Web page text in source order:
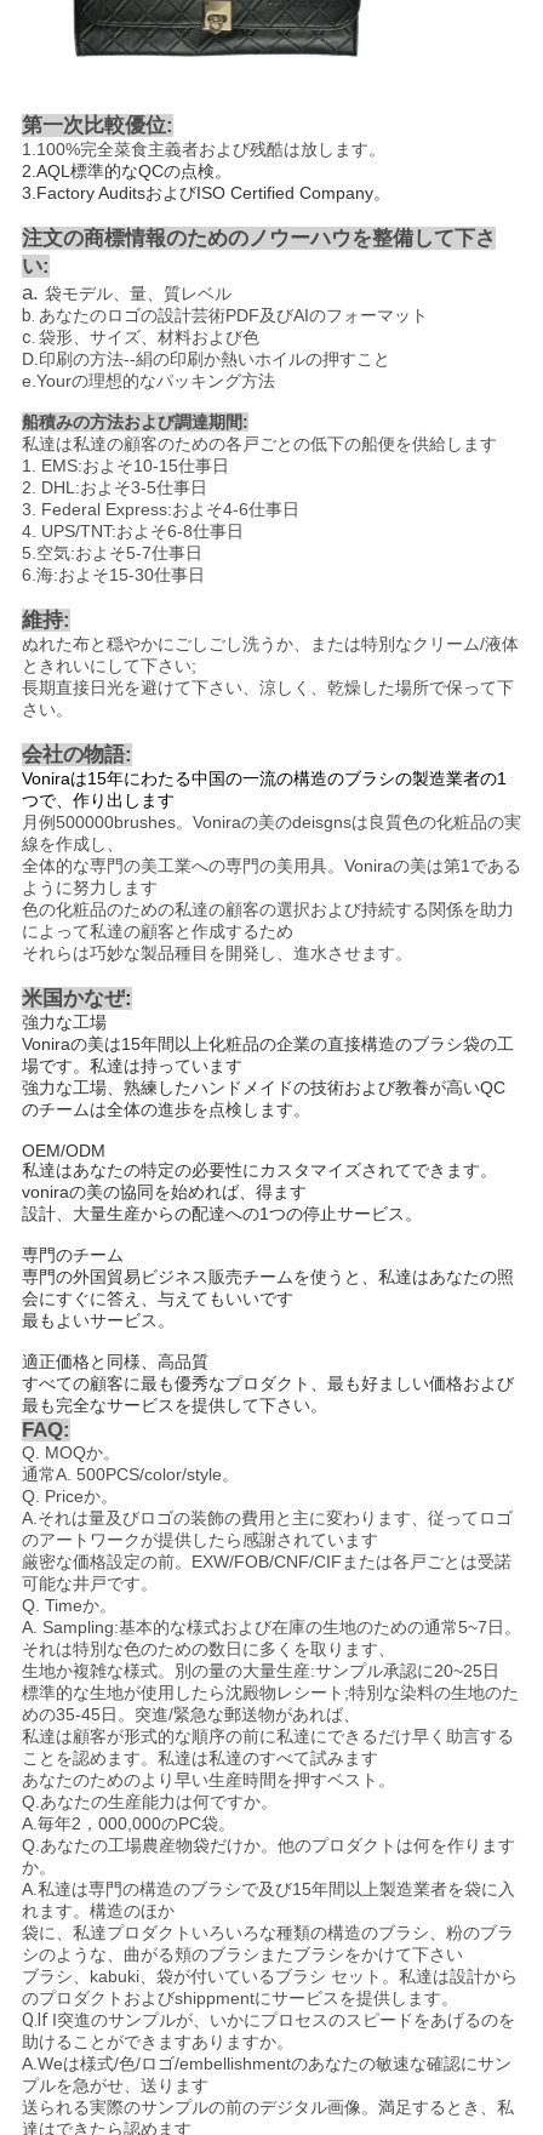
第一次比較優位:
1.100%完全菜食主義者および残酷は放します。
2.AQL 標準的なQCの点検。
3.Factory AuditsおよびISO Certified Company。
注文の商標情報のためのノウーハウを整備して下さ
い:
a. 袋モデル、量、質レベル
b. あなたのロゴの設計芸術PDF及びAIのフォーマット
c. 袋形、サイズ、材料および色
D. 印刷の方法--絹の印刷か熱いホイルの押すこと
e.Yourの理想的なパッキング方法
船積みの方法および調達期間:
私達は私達の顧客のための各戸ごとの低下の船便を供給します
1. EMS:およそ10-15仕事日
2. DHL:およそ3-5仕事日
3. Federal Express:およそ4-6仕事日
4. UPS/TNT:およそ6-8仕事日
5.空気:およそ5-7仕事日
6.海:およそ15-30仕事日
維持:
ぬれた布と穏やかにごしごし洗うか、または特別なクリーム/液体
ときれいにして下さい;
長期直接日光を避けて下さい、涼しく、乾燥した場所で保って下
さい。
会社の物語:
Voniraは15年にわたる中国の一流の構造のブラシの製造業者の1
つで、作り出します
月例500000brushes。Voniraの美のdeisgnsは良質色の化粧品の実
線を作成し、
全体的な専門の美工業への専門の美用具。Voniraの美は第1である
ように努力します
色の化粧品のための私達の顧客の選択および持続する関係を助力
によって私達の顧客と作成するため
それらは巧妙な製品種目を開発し、進水させます。
米国かなぜ:
強力な工場
Voniraの美は15年間以上化粧品の企業の直接構造のブラシ袋の工
場です。私達は持っています
強力な工場、熟練したハンドメイドの技術および教養が高いQC
のチームは全体の進歩を点検します。
OEM/ODM
私達はあなたの特定の必要性にカスタマイズされてできます。
voniraの美の協同を始めれば、得ます
設計、大量生産からの配達への1つの停止サービス。
専門のチーム
専門の外国貿易ビジネス販売チームを使うと、私達はあなたの照
会にすぐに答え、与えてもいいです
最もよいサービス。
適正価格と同様、高品質
すべての顧客に最も優秀なプロダクト、最も好ましい価格および
最も完全なサービスを提供して下さい。
FAQ:
Q. MOQか。
通常A. 500PCS/color/style。
Q. Priceか。
A.それは量及びロゴの装飾の費用と主に変わります、従ってロゴ
のアートワークが提供したら感謝されています
厳密な価格設定の前。EXW/FOB/CNF/CIFまたは各戸ごとは受諾
可能な井戸です。
Q. Timeか。
A. Sampling:基本的な様式および在庫の生地のための通常5~7日。
それは特別な色のための数日に多くを取ります、
生地か複雑な様式。別の量の大量生産:サンプル承認に20~25日
標準的な生地が使用したら沈殿物レシート;特別な染料の生地のた
めの35-45日。突進/緊急な郵送物があれば、
私達は顧客が形式的な順序の前に私達にできるだけ早く助言する
ことを認めます。私達は私達のすべて試みます
あなたのためのより早い生産時間を押すベスト 。
Q.あなたの生産能力は何ですか。
A.毎年2，000,000のPC袋。
Q.あなたの工場農産物袋だけか。他のプロダクトは何を作ります
か。
A.私達は専門の構造のブラシで及び15年間以上製造業者を袋に入
れます。構造のほか
袋に、私達プロダクトいろいろな種類の構造のブラシ、粉のブラ
シのような、曲がる頬のブラシまたブラシをかけて下さい
ブラシ、kabuki、袋が付いているブラシ セット。私達は設計から
のプロダクトおよびshippmentにサービスを提供します。
Q.If I突進のサンプルが、いかにプロセスのスピードをあげるのを
助けることができますありますか。
A.Weは様式/色/ロゴ/embellishmentのあなたの敏速な確認にサン
プルを急がせ、送ります
送られる実際のサンプルの前のデジタル画像。満足するとき、私
達はできたら認めます